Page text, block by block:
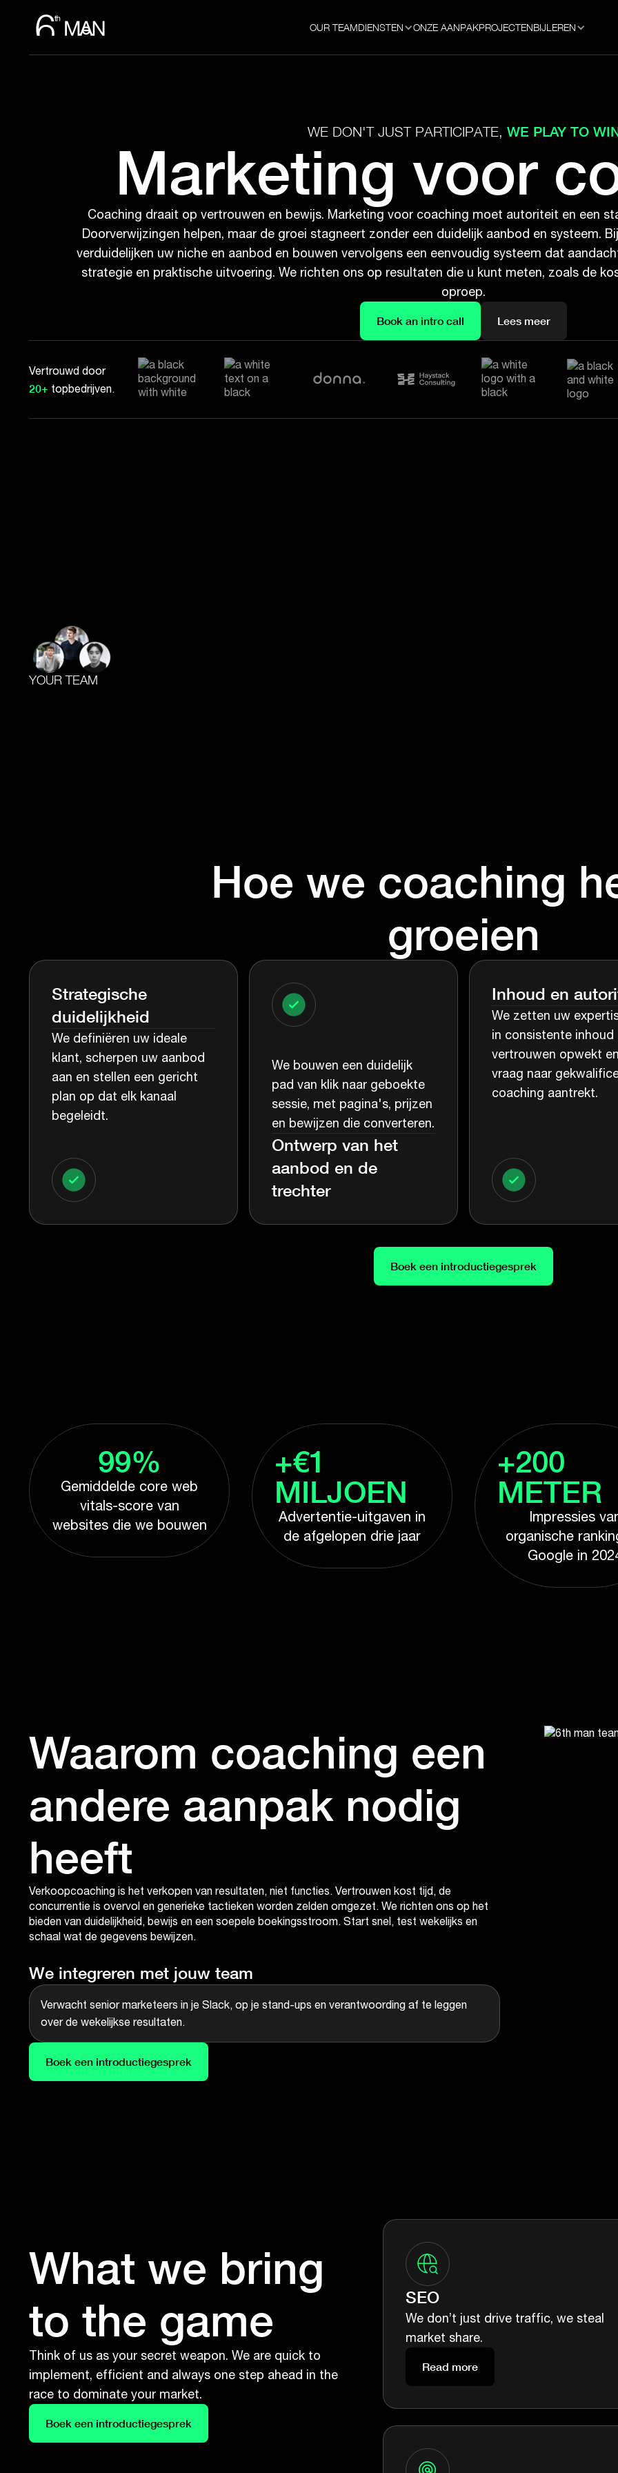
OUR TEAMDIENSTEN ONZE AANPAKPROJECTENBIJLEREN
WE DON'T JUST PARTICIPATE, WE PLAY TO
Marketing voor
Coaching draait op vertrouwen en bewijs. Marketing voor coaching moet autoriteit en een
Doorverwijzingen helpen, maar de groei stagneert zonder een duidelijk aanbod en systeem.
verduidelijken uw niche en aanbod en bouwen vervolgens een eenvoudig systeem dat
strategie en praktische uitvoering. We richten ons op resultaten die u kunt meten, zoals de
oproep.
Book an intro call Lees meer
Vertrouwd door
20+ topbedrijven.
YOUR TEAM
Hoe we coaching
groeien
Strategische
duidelijkheid
We definiëren uw ideale
klant, scherpen uw aanbod
aan en stellen een gericht
plan op dat elk kanaal
begeleidt.
We bouwen een duidelijk
pad van klik naar geboekte
sessie, met pagina's, prijzen
en bewijzen die converteren.
Ontwerp van het
aanbod en de
trechter
Inhoud en
We zetten uw
in consistente inhoud
vertrouwen opwekt
vraag naar
coaching aantrekt.
Boek een introductiegesprek
99%
Gemiddelde core web
vitals-score van
websites die we bouwen
+€1
MILJOEN
Advertentie-uitgaven in
de afgelopen drie jaar
+200
METER
Impressies
organische
Google in
Waarom coaching een
andere aanpak nodig
heeft
Verkoopcoaching is het verkopen van resultaten, niet functies. Vertrouwen kost tijd, de
concurrentie is overvol en generieke tactieken worden zelden omgezet. We richten ons op het
bieden van duidelijkheid, bewijs en een soepele boekingsstroom. Start snel, test wekelijks en
schaal wat de gegevens bewijzen.
We integreren met jouw team
Verwacht senior marketeers in je Slack, op je stand-ups en verantwoording af te leggen
over de wekelijkse resultaten.
Boek een introductiegesprek
What we bring
to the game
Think of us as your secret weapon. We are quick to
implement, efficient and always one step ahead in the
race to dominate your market.
Boek een introductiegesprek
SEO
We don’t just drive traffic, we steal
market share.
Read more